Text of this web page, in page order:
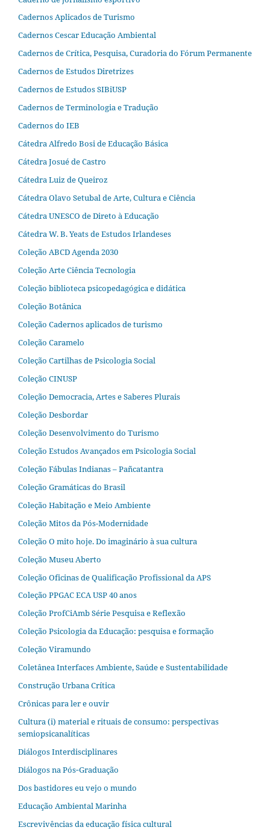
Cadernos Aplicados de Turismo
Cadernos Cescar Educação Ambiental
Cadernos de Crítica, Pesquisa, Curadoria do Fórum Permanente
Cadernos de Estudos Diretrizes
Cadernos de Estudos SIBiUSP
Cadernos de Terminologia e Tradução
Cadernos do IEB
Cátedra Alfredo Bosi de Educação Básica
Cátedra Josué de Castro
Cátedra Luiz de Queiroz
Cátedra Olavo Setubal de Arte, Cultura e Ciência
Cátedra UNESCO de Direto à Educação
Cátedra W. B. Yeats de Estudos Irlandeses
Coleção ABCD Agenda 2030
Coleção Arte Ciência Tecnologia
Coleção biblioteca psicopedagógica e didática
Coleção Botânica
Coleção Cadernos aplicados de turismo
Coleção Caramelo
Coleção Cartilhas de Psicologia Social
Coleção CINUSP
Coleção Democracia, Artes e Saberes Plurais
Coleção Desbordar
Coleção Desenvolvimento do Turismo
Coleção Estudos Avançados em Psicologia Social
Coleção Fábulas Indianas – Pañcatantra
Coleção Gramáticas do Brasil
Coleção Habitação e Meio Ambiente
Coleção Mitos da Pós-Modernidade
Coleção O mito hoje. Do imaginário à sua cultura
Coleção Museu Aberto
Coleção Oficinas de Qualificação Profissional da APS
Coleção PPGAC ECA USP 40 anos
Coleção ProfCiAmb Série Pesquisa e Reflexão
Coleção Psicologia da Educação: pesquisa e formação
Coleção Viramundo
Coletânea Interfaces Ambiente, Saúde e Sustentabilidade
Construção Urbana Crítica
Crônicas para ler e ouvir
Cultura (i) material e rituais de consumo: perspectivas
semiopsicanalíticas
Diálogos Interdisciplinares
Diálogos na Pós‐Graduação
Dos bastidores eu vejo o mundo
Educação Ambiental Marinha
Escrevivências da educação física cultural